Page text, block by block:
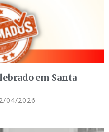
em Santa
04/2026